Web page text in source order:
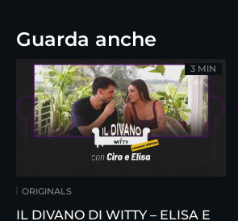
Guarda anche
ORIGINALS
IL DIVANO DI WITTY – ELISA E
3 MIN